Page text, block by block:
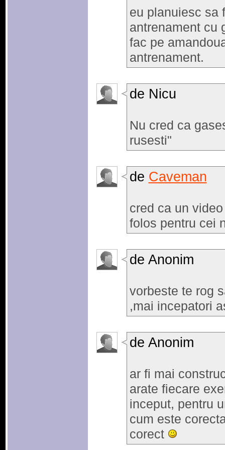
eu planuiesc sa
antrenament cu
fac pe
antrenament.
de Nicu
Nu cred ca
rusesti"
de Caveman
cred ca un
folos pentru cei
de Anonim
vorbeste te rog
,mai incepatori
de Anonim
ar fi mai
arate fiecare
inceput, pentru
cum este
corect